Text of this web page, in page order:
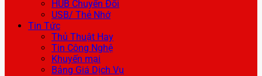
HUB Chuyển Đổi
USB/ Thẻ Nhớ
Tin Tức
Thủ Thuật Hay
Tin Công Nghệ
Khuyến mại
Bảng Giá Dịch Vụ